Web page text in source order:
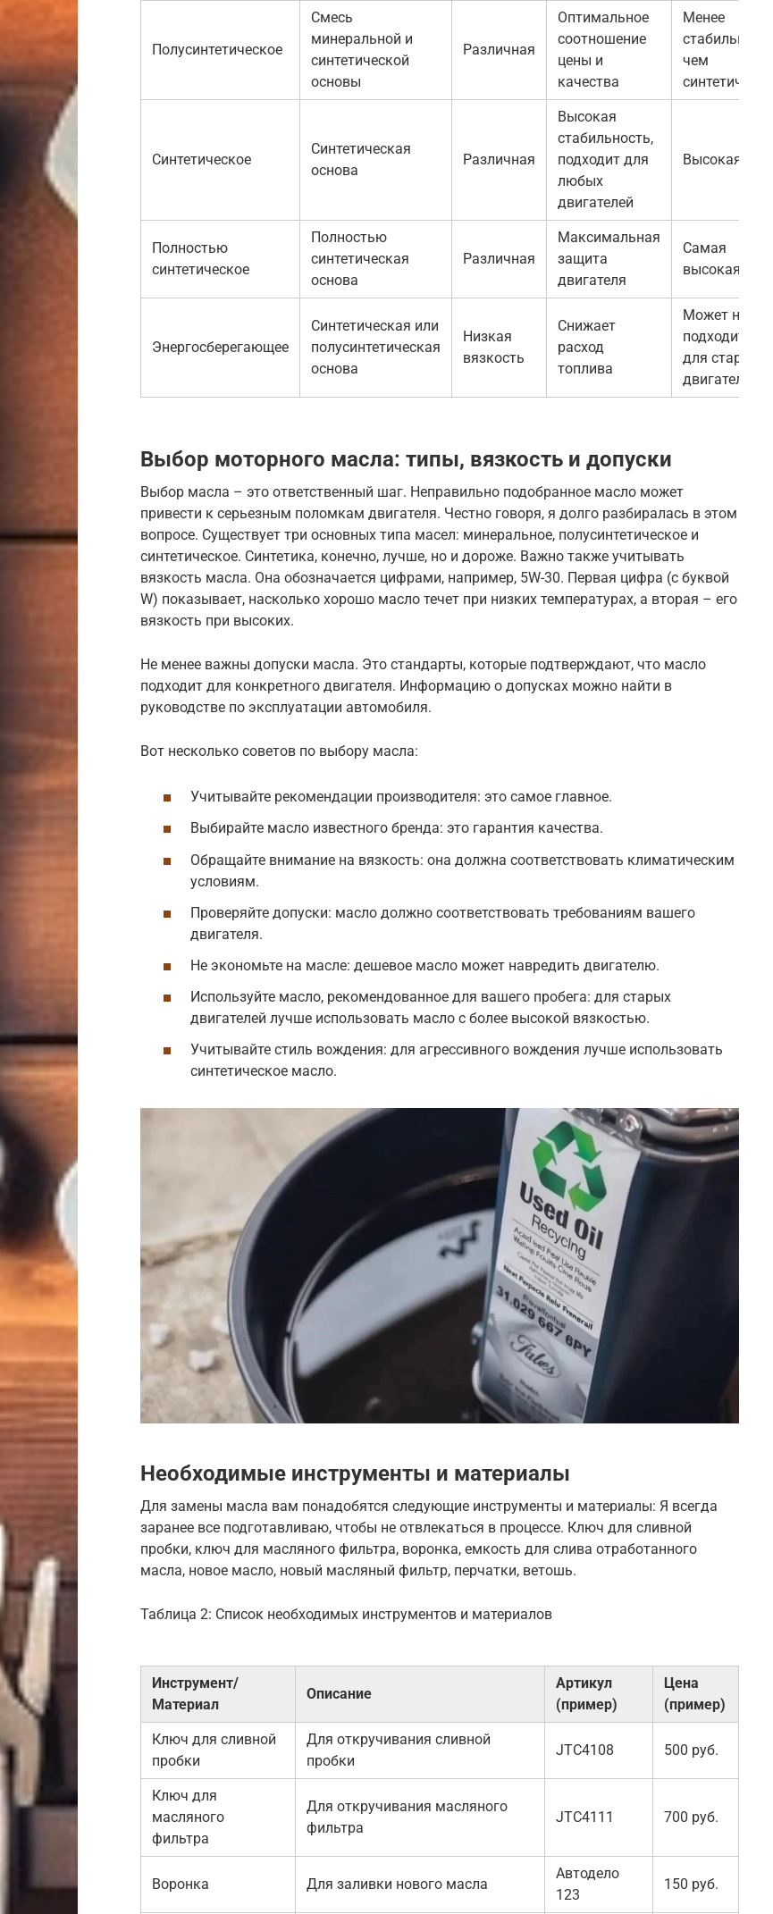
Полусинтетическое
Смесь
минеральной и
синтетической
основы
Различная
Оптимальное
соотношение
цены и
качества
Менее
стабильно,
чем
синтетическое
Синтетическое
Синтетическая
основа
Различная
Высокая
стабильность,
подходит для
любых
двигателей
Высокая цена
Полностью
синтетическое
Полностью
синтетическая
основа
Различная
Максимальная
защита
двигателя
Самая
высокая цена
Энергосберегающее
Синтетическая или
полусинтетическая
основа
Низкая
вязкость
Снижает
расход
топлива
Может не
подходить
для старых
двигателей
Выбор моторного масла: типы, вязкость и допуски
Выбор масла – это ответственный шаг. Неправильно подобранное масло может
привести к серьезным поломкам двигателя. Честно говоря, я долго разбиралась в этом
вопросе. Существует три основных типа масел: минеральное, полусинтетическое и
синтетическое. Синтетика, конечно, лучше, но и дороже. Важно также учитывать
вязкость масла. Она обозначается цифрами, например, 5W-30. Первая цифра (с буквой
W) показывает, насколько хорошо масло течет при низких температурах, а вторая – его
вязкость при высоких.
Не менее важны допуски масла. Это стандарты, которые подтверждают, что масло
подходит для конкретного двигателя. Информацию о допусках можно найти в
руководстве по эксплуатации автомобиля.
Вот несколько советов по выбору масла:
Учитывайте рекомендации производителя: это самое главное.
Выбирайте масло известного бренда: это гарантия качества.
Обращайте внимание на вязкость: она должна соответствовать климатическим
условиям.
Проверяйте допуски: масло должно соответствовать требованиям вашего
двигателя.
Не экономьте на масле: дешевое масло может навредить двигателю.
Используйте масло, рекомендованное для вашего пробега: для старых
двигателей лучше использовать масло с более высокой вязкостью.
Учитывайте стиль вождения: для агрессивного вождения лучше использовать
синтетическое масло.
Необходимые инструменты и материалы
Для замены масла вам понадобятся следующие инструменты и материалы: Я всегда
заранее все подготавливаю, чтобы не отвлекаться в процессе. Ключ для сливной
пробки, ключ для масляного фильтра, воронка, емкость для слива отработанного
масла, новое масло, новый масляный фильтр, перчатки, ветошь.
Таблица 2: Список необходимых инструментов и материалов
Инструмент/
Материал
Описание
Артикул
(пример)
Цена
(пример)
Ключ для сливной
пробки
Для откручивания сливной
пробки
JTC4108 500 руб.
Ключ для
масляного
фильтра
Для откручивания масляного
фильтра
JTC4111 700 руб.
Воронка Для заливки нового масла
Автодело
123
150 руб.